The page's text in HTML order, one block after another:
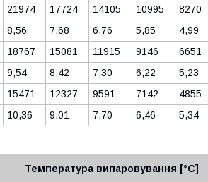
21974 17724 14105 10995 8270
8,56 7,68 6,76 5,85 4,99
18767 15081 11915 9146 6651
9,54 8,42 7,30 6,22 5,23
15471 12327 9591 7142
4855
10,36 9,01 7,70 6,46 5,34
Температура випаровування [°C]